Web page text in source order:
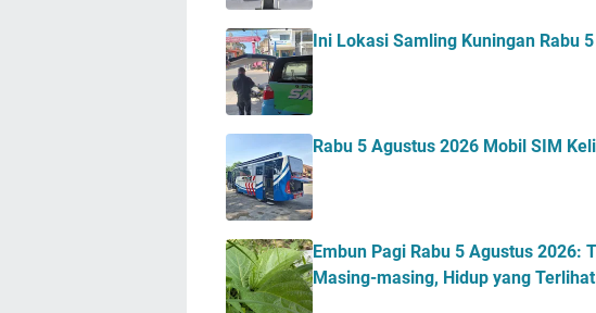
Ini Lokasi Samling Kuningan Rabu
Rabu 5 Agustus 2026 Mobil SIM
Embun Pagi Rabu 5 Agustus 2026:
Masing-masing, Hidup yang